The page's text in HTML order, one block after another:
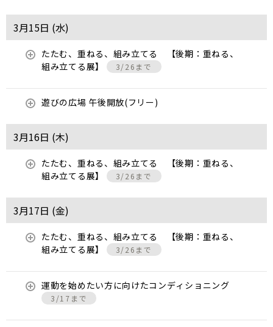
3月15日 (水)
たたむ、重ねる、組み立てる 【後期：重ねる、
組み立てる展】
3/26まで
遊びの広場 午後開放(フリー)
3月16日 (木)
たたむ、重ねる、組み立てる 【後期：重ねる、
組み立てる展】
3/26まで
3月17日 (金)
たたむ、重ねる、組み立てる 【後期：重ねる、
組み立てる展】
3/26まで
運動を始めたい方に向けたコンディショニング
3/17まで